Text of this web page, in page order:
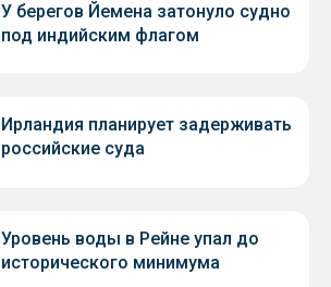
У берегов Йемена затонуло судно
под индийским флагом
Ирландия планирует задерживать
российские суда
Уровень воды в Рейне упал до
исторического минимума